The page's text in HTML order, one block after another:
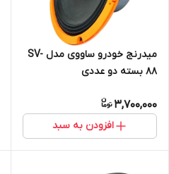
میدرنج خودرو ساووی مدل SV-
88 بسته دو عددی
3,700,000
افزودن به سبد